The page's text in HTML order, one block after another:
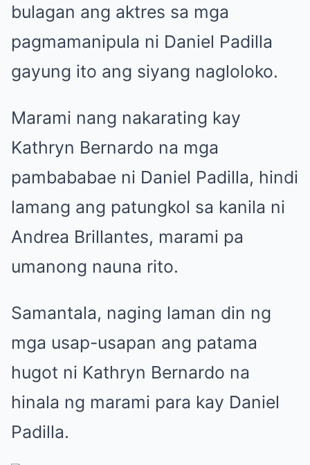
bulagan ang aktres sa mga
pagmamanipula ni Daniel Padilla
gayung ito ang siyang nagloloko.
Marami nang nakarating kay
Kathryn Bernardo na mga
pambababae ni Daniel Padilla, hindi
lamang ang patungkol sa kanila ni
Andrea Brillantes, marami pa
umanong nauna rito.
Samantala, naging laman din ng
mga usap-usapan ang patama
hugot ni Kathryn Bernardo na
hinala ng marami para kay Daniel
Padilla.